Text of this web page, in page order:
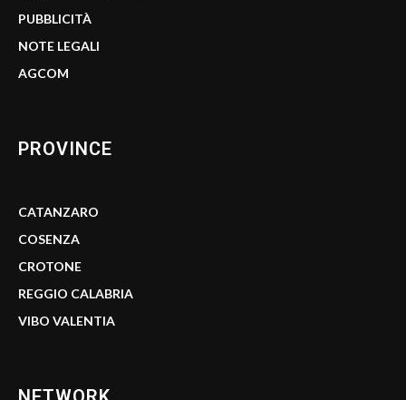
PUBBLICITÀ
NOTE LEGALI
AGCOM
PROVINCE
CATANZARO
COSENZA
CROTONE
REGGIO CALABRIA
VIBO VALENTIA